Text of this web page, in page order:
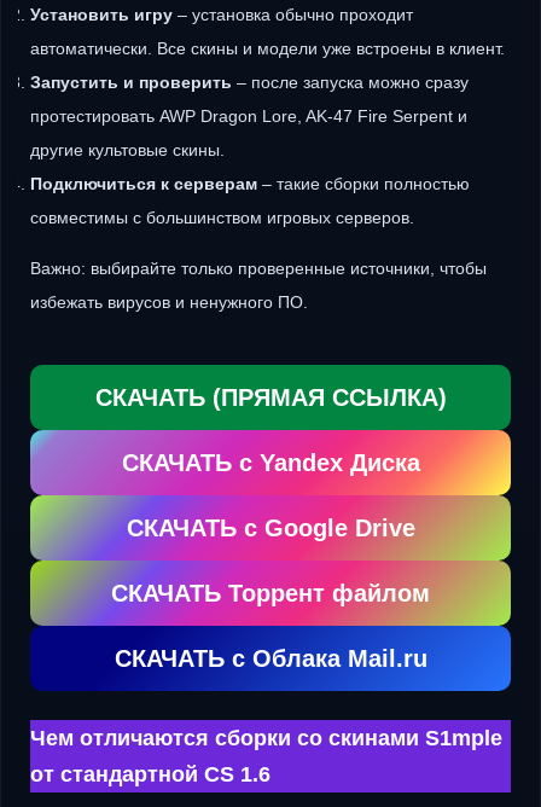
Установить игру – установка обычно проходит
автоматически. Все скины и модели уже встроены в клиент.
Запустить и проверить – после запуска можно сразу
протестировать AWP Dragon Lore, AK-47 Fire Serpent и
другие культовые скины.
Подключиться к серверам – такие сборки полностью
совместимы с большинством игровых серверов.
Важно: выбирайте только проверенные источники, чтобы
избежать вирусов и ненужного ПО.
СКАЧАТЬ (ПРЯМАЯ ССЫЛКА)
СКАЧАТЬ с Yandex Диска
СКАЧАТЬ с Google Drive
СКАЧАТЬ Торрент файлом
СКАЧАТЬ с Облака Mail.ru
Чем отличаются сборки со скинами S1mple
от стандартной CS 1.6